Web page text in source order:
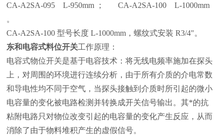
CA-A2SA-095 L-950mm ； CA-A2SA-100 L-1000mm
。
CA-A2SA-100 型号长度 L-1000mm，螺纹式安装 R3/4"。
东和电容式料位开关工作原理：
电容式物位开关是基于电容技术：将无线电频率施加在探头
上，对周围的环境进行连续分析，由于所有介质的介电常数
和导电性均不同于空气，当探头接触到介质时所引起的微小
电容量的变化被电路检测并转换成开关信号输出。其*的抗
粘附电路只对物位改变引起的电容量的变化产生反应，从而
消除了由于物料堆积产生的虚假信号。